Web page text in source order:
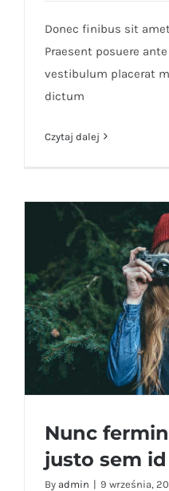
Donec finibus sit
Praesent posuere
vestibulum placerat
dictum
Czytaj dalej
Nunc
justo sem id
By admin | 9 września,